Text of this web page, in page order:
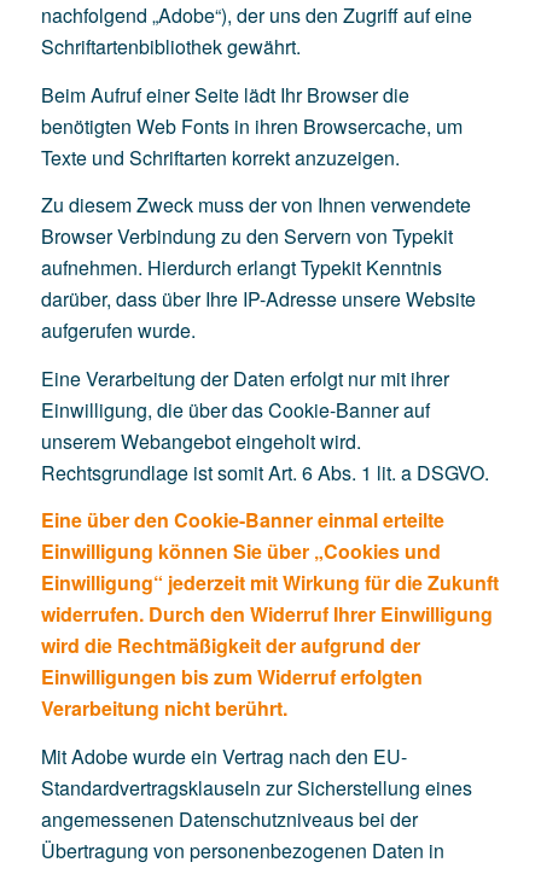
nachfolgend „Adobe“), der uns den Zugriff auf eine
Schriftartenbibliothek gewährt.
Beim Aufruf einer Seite lädt Ihr Browser die
benötigten Web Fonts in ihren Browsercache, um
Texte und Schriftarten korrekt anzuzeigen.
Zu diesem Zweck muss der von Ihnen verwendete
Browser Verbindung zu den Servern von Typekit
aufnehmen. Hierdurch erlangt Typekit Kenntnis
darüber, dass über Ihre IP-Adresse unsere Website
aufgerufen wurde.
Eine Verarbeitung der Daten erfolgt nur mit ihrer
Einwilligung, die über das Cookie-Banner auf
unserem Webangebot eingeholt wird.
Rechtsgrundlage ist somit Art. 6 Abs. 1 lit. a DSGVO.
Eine über den Cookie-Banner einmal erteilte
Einwilligung können Sie über „Cookies und
Einwilligung“ jederzeit mit Wirkung für die Zukunft
widerrufen. Durch den Widerruf Ihrer Einwilligung
wird die Rechtmäßigkeit der aufgrund der
Einwilligungen bis zum Widerruf erfolgten
Verarbeitung nicht berührt.
Mit Adobe wurde ein Vertrag nach den EU-
Standardvertragsklauseln zur Sicherstellung eines
angemessenen Datenschutzniveaus bei der
Übertragung von personenbezogenen Daten in